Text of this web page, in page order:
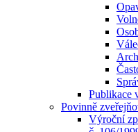
Publikace
Povinně
Výroční